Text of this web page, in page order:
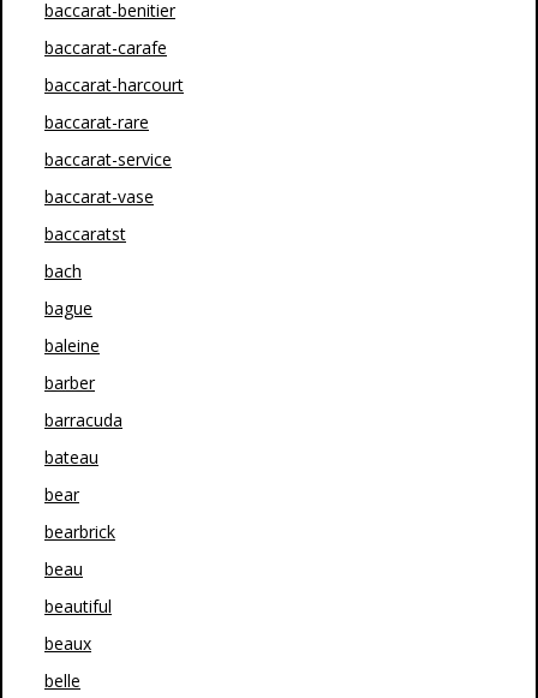
baccarat-benitier
baccarat-carafe
baccarat-harcourt
baccarat-rare
baccarat-service
baccarat-vase
baccaratst
bach
bague
baleine
barber
barracuda
bateau
bear
bearbrick
beau
beautiful
beaux
belle